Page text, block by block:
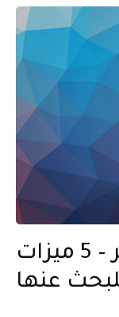
دورة سياحة السفر – 5 ميزات
عنها